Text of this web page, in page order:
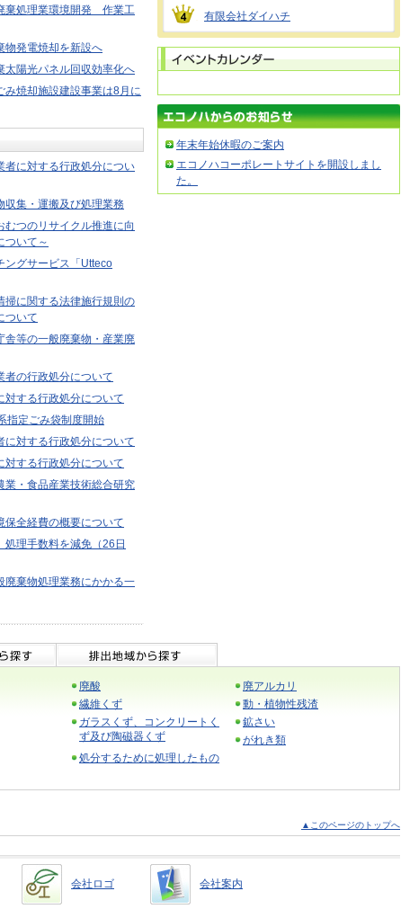
棄処理業環境開発 作業工
発電焼却を新設へ
陽光パネル回収効率化へ
焼却施設建設事業は8月に
者に対する行政処分につい
収集・運搬及び処理業務
むつのリサイクル推進に向
ついて～
ングサービス「Utteco
掃に関する法律施行規則の
ついて
舎等の一般廃棄物・産業廃
の行政処分について
する行政処分について
定ごみ袋制度開始
対する行政処分について
する行政処分について
・食品産業技術総合研究
保全経費の概要について
理手数料を減免（26日
棄物処理業務にかかる一
有限会社ダイハチ
年末年始休暇のご案内
エコノハコーポレートサイトを開設しまし
た。
廃酸
廃アルカリ
繊維くず
動・植物性残渣
ガラスくず、コンクリートく
ず及び陶磁器くず
鉱さい
がれき類
処分するために処理したもの
▲このページのトップへ
会社ロゴ 会社案内